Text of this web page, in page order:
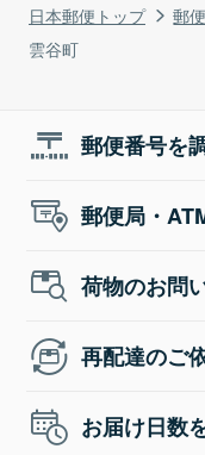
日本郵便トップ 郵
雲谷町
郵便番号を
郵便局・
荷物のお問
再配達のご
お届け日数